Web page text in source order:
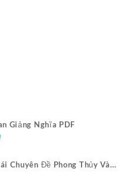
Giảng Nghĩa PDF
tạiChuyên Đề Phong Thủy Và